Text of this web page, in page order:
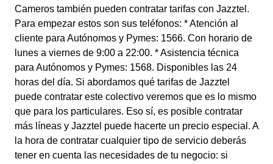
Cameros también pueden contratar tarifas con Jazztel.
Para empezar estos son sus teléfonos: * Atención al
cliente para Autónomos y Pymes: 1566. Con horario de
lunes a viernes de 9:00 a 22:00. * Asistencia técnica
para Autónomos y Pymes: 1568. Disponibles las 24
horas del día. Si abordamos qué tarifas de Jazztel
puede contratar este colectivo veremos que es lo mismo
que para los particulares. Eso sí, es posible contratar
más líneas y Jazztel puede hacerte un precio especial. A
la hora de contratar cualquier tipo de servicio deberás
tener en cuenta las necesidades de tu negocio: si